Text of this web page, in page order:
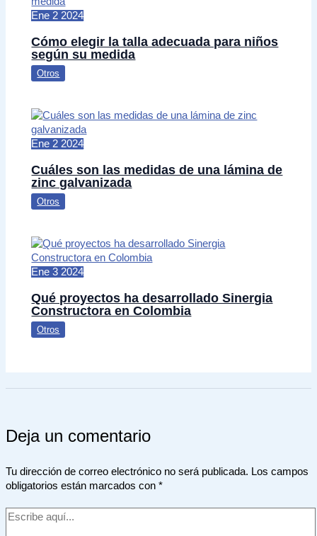
Ene 2 2024
Cómo elegir la talla adecuada para niños
según su medida
Otros
Ene 2 2024
Cuáles son las medidas de una lámina de
zinc galvanizada
Otros
Ene 3 2024
Qué proyectos ha desarrollado Sinergia
Constructora en Colombia
Otros
Deja un comentario
Tu dirección de correo electrónico no será publicada. Los campos
obligatorios están marcados con *
Escribe